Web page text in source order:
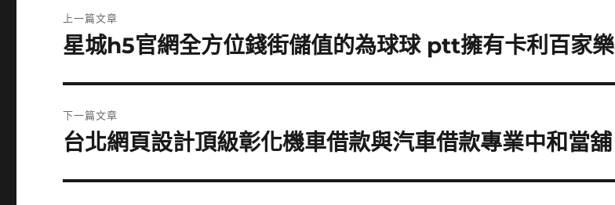
章
上一篇文章
上
篇
文
章:
星城h5官網全方位錢街儲值的為球球 ptt擁有卡利百家樂
下一篇文章
下
篇
台北網頁設計頂級彰化機車借款與汽車借款專業中和當舖